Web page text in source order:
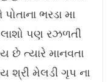
ભરડા મા
પણ રઝળતી
છે ત્યારે માનવતા
શ્રી મેલડી ગૃપ ના